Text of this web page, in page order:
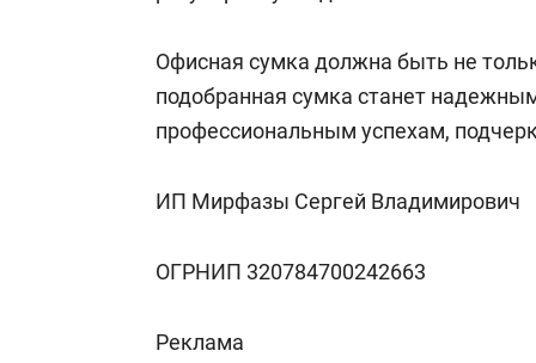
Офисная сумка должна быть не
подобранная сумка станет
профессиональным успехам,
ИП Мирфазы Сергей Владимирович
ОГРНИП 320784700242663
Реклама